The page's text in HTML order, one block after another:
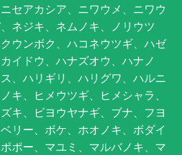
セアカシア、ニワウメ、ニワウ
ネジキ、ネムノキ、ノリウツ
ウンボク、ハコネウツギ、ハゼ
イドウ、ハナズオウ、ハナノ
、ハリギリ、ハリグワ、ハルニ
キ、ヒメウツギ、ヒメシャラ、
キ、ビヨウヤナギ、ブナ、フヨ
リー、ボケ、ホオノキ、ボダイ
ポー、マユミ、マルバノキ、マ